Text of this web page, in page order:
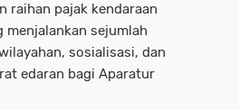
raihan pajak kendaraan
menjalankan sejumlah
sosialisasi, dan
edaran bagi Aparatur